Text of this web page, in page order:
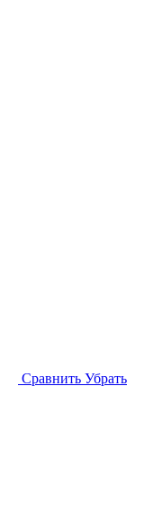
Cравнить Убрать